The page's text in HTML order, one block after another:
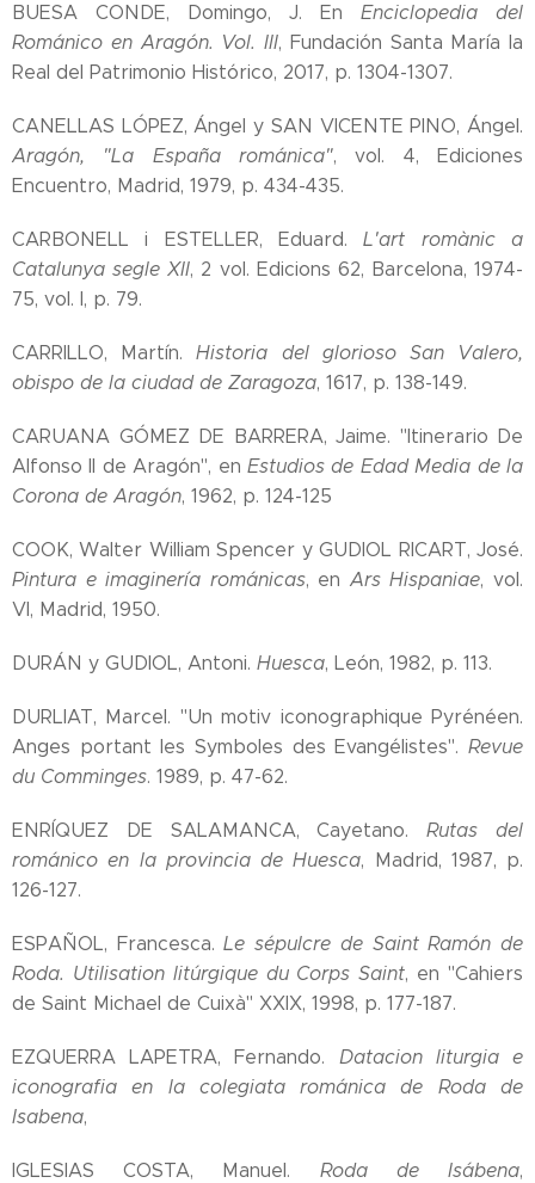
BUESA CONDE, Domingo, J. En Enciclopedia del
Románico en Aragón. Vol. III, Fundación Santa María la
Real del Patrimonio Histórico, 2017, p. 1304-1307.
CANELLAS LÓPEZ, Ángel y SAN VICENTE PINO, Ángel.
Aragón, "La España románica", vol. 4, Ediciones
Encuentro, Madrid, 1979, p. 434-435.
CARBONELL i ESTELLER, Eduard.L'art romànic a
Catalunya segle XII, 2 vol. Edicions 62, Barcelona, 1974-
75, vol. I, p. 79.
CARRILLO, Martín.Historia del glorioso San Valero,
obispo de la ciudad de Zaragoza, 1617, p. 138-149.
CARUANA GÓMEZ DE BARRERA, Jaime. "Itinerario De
Alfonso II de Aragón", en Estudios de Edad Media de la
Corona de Aragón, 1962, p. 124-125
COOK, Walter William Spencer y GUDIOL RICART, José.
Pintura e imaginería románicas, en Ars Hispaniae, vol.
VI, Madrid, 1950.
DURÁN y GUDIOL, Antoni. Huesca, León, 1982, p. 113.
DURLIAT, Marcel. "Un motiv iconographique Pyrénéen.
Anges portant les Symboles des Evangélistes". Revue
du Comminges. 1989, p. 47-62.
ENRÍQUEZ DE SALAMANCA, Cayetano.Rutas del
románico en la provincia de Huesca, Madrid, 1987, p.
126-127.
ESPAÑOL, Francesca.Le sépulcre de Saint Ramón de
Roda. Utilisation litúrgique du Corps Saint, en "Cahiers
de Saint Michael de Cuixà" XXIX, 1998, p. 177-187.
EZQUERRA LAPETRA, Fernando. Datacion liturgia e
iconografia en la colegiata románica de Roda de
Isabena,
IGLESIAS COSTA, Manuel. Roda de Isábena,